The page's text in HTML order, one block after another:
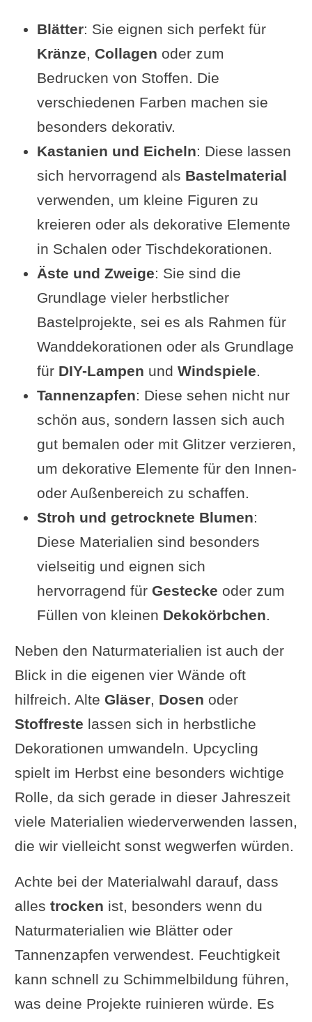
Blätter: Sie eignen sich perfekt für
Kränze, Collagen oder zum
Bedrucken von Stoffen. Die
verschiedenen Farben machen sie
besonders dekorativ.
Kastanien und Eicheln: Diese lassen
sich hervorragend als Bastelmaterial
verwenden, um kleine Figuren zu
kreieren oder als dekorative Elemente
in Schalen oder Tischdekorationen.
Äste und Zweige: Sie sind die
Grundlage vieler herbstlicher
Bastelprojekte, sei es als Rahmen für
Wanddekorationen oder als Grundlage
für DIY-Lampen und Windspiele.
Tannenzapfen: Diese sehen nicht nur
schön aus, sondern lassen sich auch
gut bemalen oder mit Glitzer verzieren,
um dekorative Elemente für den Innen-
oder Außenbereich zu schaffen.
Stroh und getrocknete Blumen:
Diese Materialien sind besonders
vielseitig und eignen sich
hervorragend für Gestecke oder zum
Füllen von kleinen Dekokörbchen.
Neben den Naturmaterialien ist auch der
Blick in die eigenen vier Wände oft
hilfreich. Alte Gläser, Dosen oder
Stoffreste lassen sich in herbstliche
Dekorationen umwandeln. Upcycling
spielt im Herbst eine besonders wichtige
Rolle, da sich gerade in dieser Jahreszeit
viele Materialien wiederverwenden lassen,
die wir vielleicht sonst wegwerfen würden.
Achte bei der Materialwahl darauf, dass
alles trocken ist, besonders wenn du
Naturmaterialien wie Blätter oder
Tannenzapfen verwendest. Feuchtigkeit
kann schnell zu Schimmelbildung führen,
was deine Projekte ruinieren würde. Es